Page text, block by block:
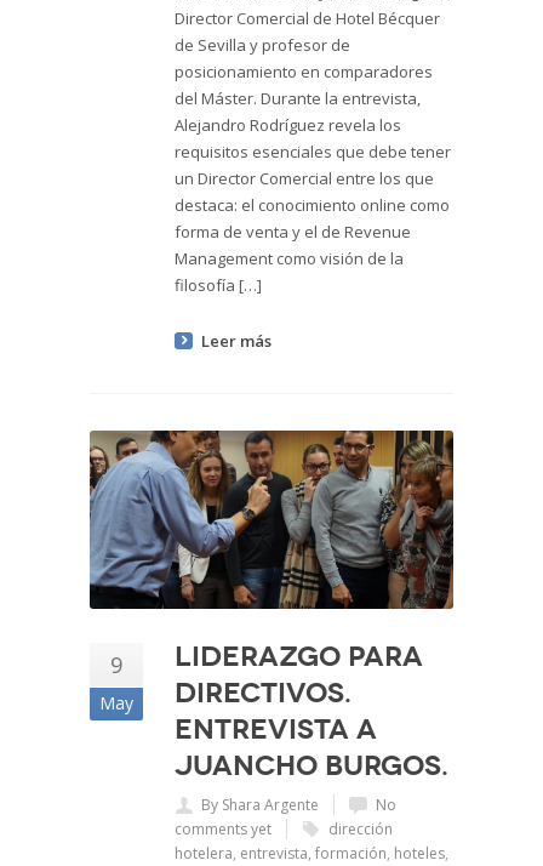
Director Comercial de Hotel Bécquer
de Sevilla y profesor de
posicionamiento en comparadores
del Máster. Durante la entrevista,
Alejandro Rodríguez revela los
requisitos esenciales que debe tener
un Director Comercial entre los que
destaca: el conocimiento online como
forma de venta y el de Revenue
Management como visión de la
filosofía […]
Leer más
9
May
Liderazgo para
directivos.
Entrevista a
Juancho Burgos.
By Shara Argente
No
comments yet
dirección
hotelera, entrevista, formación, hoteles,